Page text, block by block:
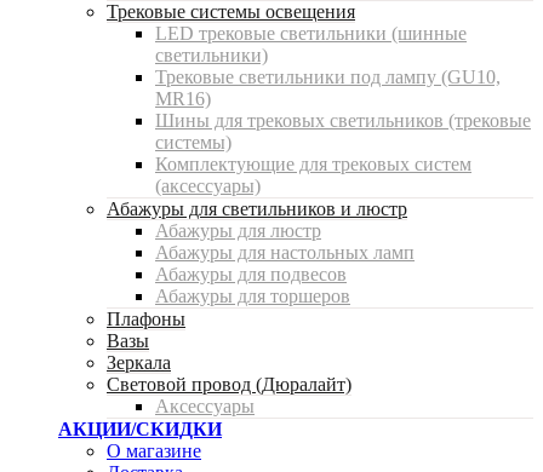
Трековые системы освещения
LED трековые светильники (шинные
светильники)
Трековые светильники под лампу (GU10,
MR16)
Шины для трековых светильников (трековые
системы)
Комплектующие для трековых систем
(аксессуары)
Абажуры для светильников и люстр
Абажуры для люстр
Абажуры для настольных ламп
Абажуры для подвесов
Абажуры для торшеров
Плафоны
Вазы
Зеркала
Световой провод (Дюралайт)
Аксессуары
АКЦИИ/СКИДКИ
О магазине